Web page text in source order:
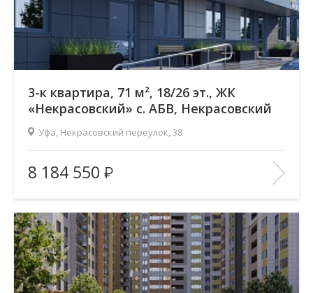
3-к квартира, 71 м², 18/26 эт., ЖК
«Некрасовский» с. АБВ, Некрасовский
переулок
Уфа, Некрасовский переулок, 38
Жилой комплекс:
ЖК «Некрасовский» с. АБВ
Количество комнат:
3
Район:
Зеленая роща
Этажность:
26
Общая площадь:
71.17 м 2
Отделка помещения:
без отделки
Год постройки дома:
—
8 184 550